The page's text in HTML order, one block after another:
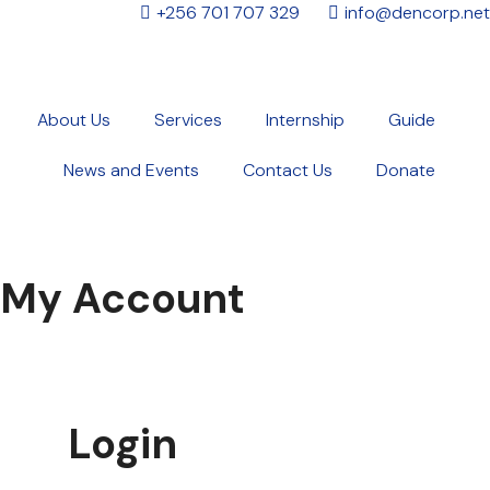
+256 701 707 329 info@dencorp.net
About Us Services Internship Guide
News and Events Contact Us Donate
My Account
Login